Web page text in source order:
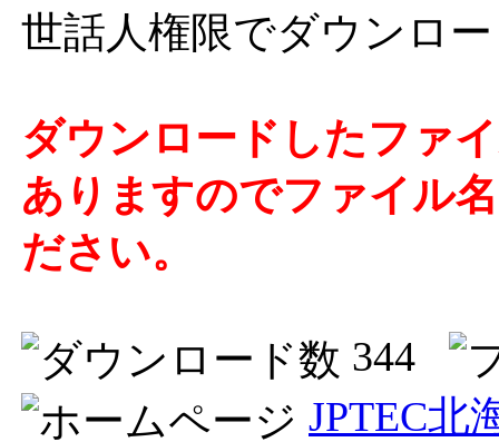
世話人権限でダウンロ
ダウンロードしたファ
ありますのでファイル
ださい。
344
JPTEC北